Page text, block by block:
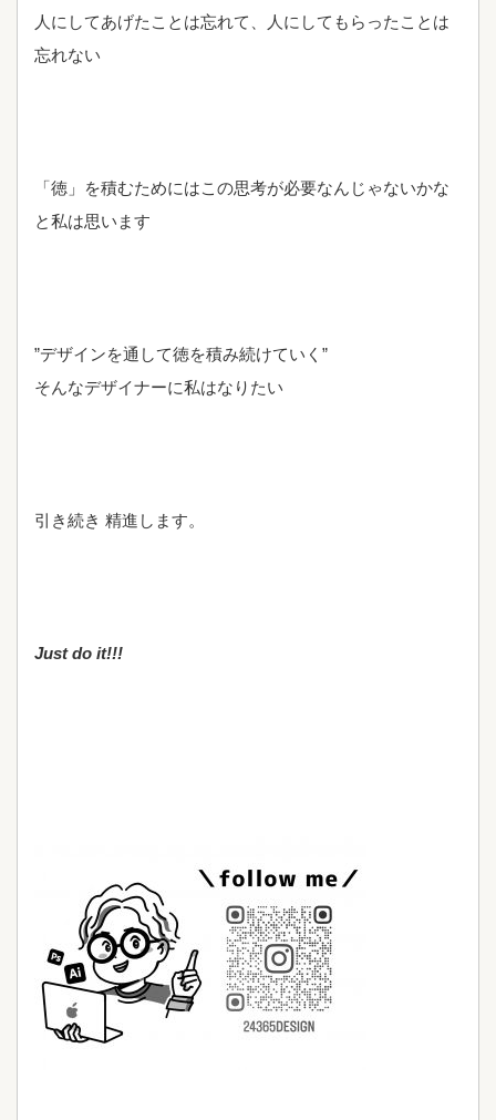
人にしてあげたことは忘れて、人にしてもらったことは
忘れない
「徳」を積むためにはこの思考が必要なんじゃないかな
と私は思います
”デザインを通して徳を積み続けていく”
そんなデザイナーに私はなりたい
引き続き 精進します。
Just do it!!!